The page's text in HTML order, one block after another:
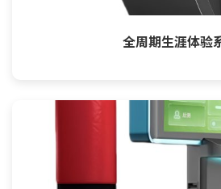
全周期生涯体验